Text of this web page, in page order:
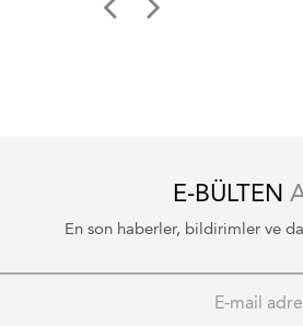
E-BÜLTEN
En son haberler, bildirimler ve